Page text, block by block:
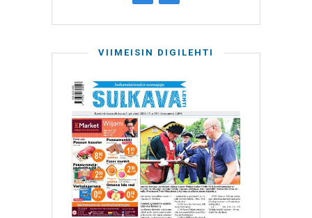
VIIMEISIN DIGILEHTI